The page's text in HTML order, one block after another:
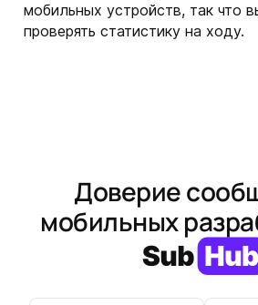
мобильных устройств, так что
проверять статистику на ходу.
Доверие
мобильных